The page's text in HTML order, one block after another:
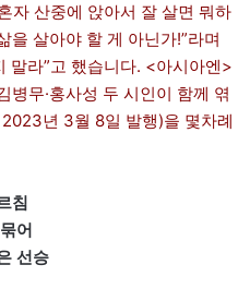
자 산중에 앉아서 잘 살면 뭐하
을 살아야 할 게 아닌가!”라며
말라”고 했습니다. <아시아엔>
무·홍사성 두 시인이 함께 엮
년 3월 8일 발행)을 몇차례
침
어
선승